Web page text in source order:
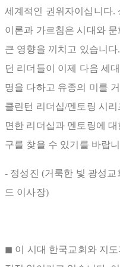
세계적인 권위자이십니다.
이론과 가르침은 시대와
큰 영향을 끼치고 있습니
던 리더들이 이제 다음 세
명을 다하고 유종의 미를
클린턴 리더십/멘토링 시
면한 리더십과 멘토링에
구를 찾을 수 있기를 바랍
- 정성진 (거룩한 빛 광성
드 이사장)
◼ 이 시대 한국교회와 지